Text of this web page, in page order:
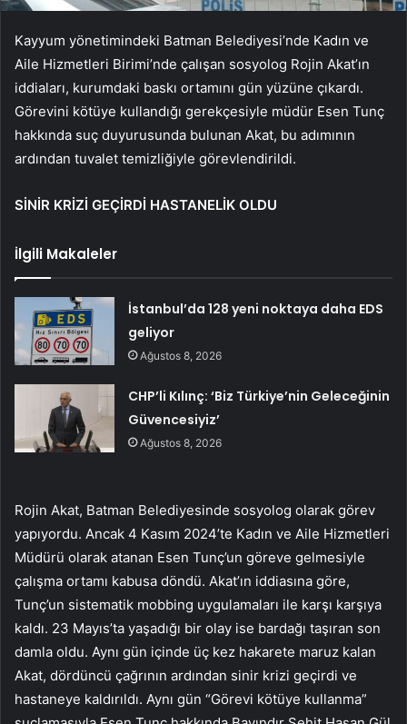
Kayyum yönetimindeki Batman Belediyesi’nde Kadın ve
Aile Hizmetleri Birimi’nde çalışan sosyolog Rojin Akat’ın
iddiaları, kurumdaki baskı ortamını gün yüzüne çıkardı.
Görevini kötüye kullandığı gerekçesiyle müdür Esen Tunç
hakkında suç duyurusunda bulunan Akat, bu adımının
ardından tuvalet temizliğiyle görevlendirildi.
SİNİR KRİZİ GEÇİRDİ HASTANELİK OLDU
İlgili Makaleler
İstanbul’da 128 yeni noktaya daha EDS
geliyor
Ağustos 8, 2026
CHP’li Kılınç: ‘Biz Türkiye’nin Geleceğinin
Güvencesiyiz’
Ağustos 8, 2026
Rojin Akat, Batman Belediyesinde sosyolog olarak görev
yapıyordu. Ancak 4 Kasım 2024’te Kadın ve Aile Hizmetleri
Müdürü olarak atanan Esen Tunç’un göreve gelmesiyle
çalışma ortamı kabusa döndü. Akat’ın iddiasına göre,
Tunç’un sistematik mobbing uygulamaları ile karşı karşıya
kaldı. 23 Mayıs’ta yaşadığı bir olay ise bardağı taşıran son
damla oldu. Aynı gün içinde üç kez hakarete maruz kalan
Akat, dördüncü çağrının ardından sinir krizi geçirdi ve
hastaneye kaldırıldı. Aynı gün “Görevi kötüye kullanma”